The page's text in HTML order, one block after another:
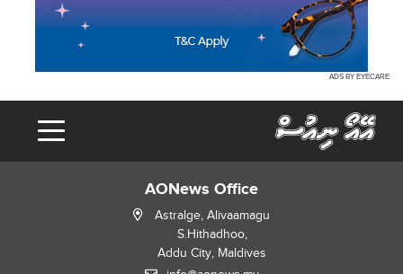
ADS BY EYECARE
AONews Office
Astralge, Alivaamagu
S.Hithadhoo,
Addu City, Maldives